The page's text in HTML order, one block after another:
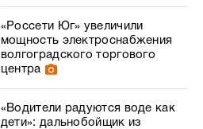
«Россети Юг» увеличили
мощность электроснабжения
волгоградского торгового
центра
«Водители радуются воде как
дети»: дальнобойщик из